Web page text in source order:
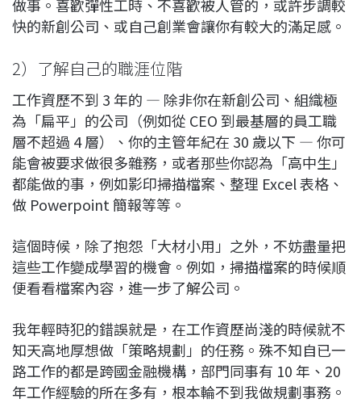
做事。喜歡彈性工時、不喜歡被人管的，或許步調較
快的新創公司、或自己創業會讓你有較大的滿足感。
2）了解自己的職涯位階
工作資歷不到 3 年的 — 除非你在新創公司、組織極
為「扁平」的公司（例如從 CEO 到最基層的員工職
層不超過 4 層）、你的主管年紀在 30 歲以下 — 你可
能會被要求做很多雜務，或者那些你認為「高中生」
都能做的事，例如影印掃描檔案、整理 Excel 表格、
做 Powerpoint 簡報等等。
這個時候，除了抱怨「大材小用」之外，不妨盡量把
這些工作變成學習的機會。例如，掃描檔案的時候順
便看看檔案內容，進一步了解公司。
我年輕時犯的錯誤就是，在工作資歷尚淺的時候就不
知天高地厚想做「策略規劃」的任務。殊不知自已一
路工作的都是跨國金融機構，部門同事有 10 年、20
年工作經驗的所在多有，根本輪不到我做規劃事務。